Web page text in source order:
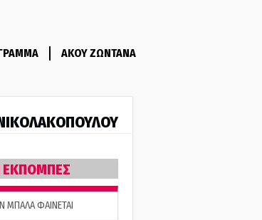
ΑΚΟΥ ΖΩΝΤΑΝΑ
ΕΚΠΟΜΠΕΣ
ΜΠΑΛΑ ΦΑΙΝΕΤΑΙ